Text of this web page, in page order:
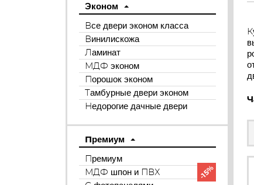
Эконом
Все двери эконом класса
Винилискожа
Ламинат
МДФ эконом
Порошок эконом
Тамбурные двери эконом
Недорогие дачные двери
Премиум
Премиум
МДФ шпон и ПВХ
-15%